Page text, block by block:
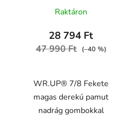
RE(MOVE)
WRUP4BHC001ORG,
termék
átlagos
értékelése
5,0
csillag.
Raktáron
28 794 Ft
47 990 Ft (–40 %)
WR.UP® 7/8 Fekete
magas derekú pamut
nadrág gombokkal